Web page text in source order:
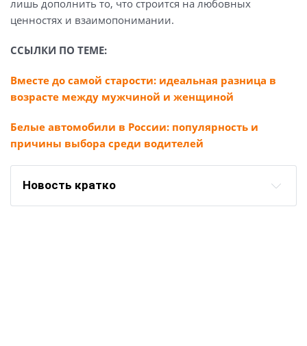
лишь дополнить то, что строится на любовных
ценностях и взаимопонимании.
ССЫЛКИ ПО ТЕМЕ:
Вместе до самой старости: идеальная разница в
возрасте между мужчиной и женщиной
Белые автомобили в России: популярность и
причины выбора среди водителей
Новость кратко